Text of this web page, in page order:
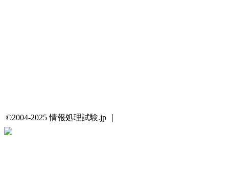
©2004-2025 情報処理試験.jp ｜